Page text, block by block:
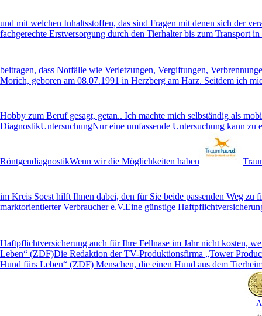
und mit welchen Inhaltsstoffen, das sind Fragen mit denen sich der
fachgerechte Erstversorgung durch den Tierhalter bis zum Transport
beitragen, dass Notfälle wie Verletzungen, Vergiftungen,
Morich, geboren am 08.07.1991 in Herzberg am Harz. Seitdem ich
Hobby zum Beruf gesagt, getan.. Ich machte mich selbständig als
DiagnostikUntersuchungNur eine umfassende Untersuchung kann
RöntgendiagnostikWenn wir die Möglichkeiten haben
im Kreis Soest hilft Ihnen dabei, den für Sie beide passenden Weg
marktorientierter Verbraucher e.V.Eine günstige
Haftpflichtversicherung auch für Ihre Fellnase im Jahr nicht kosten,
Leben“ (ZDF)Die Redaktion der TV-Produktionsfirma „Tower
Hund fürs Leben“ (ZDF) Menschen, die einen Hund aus dem